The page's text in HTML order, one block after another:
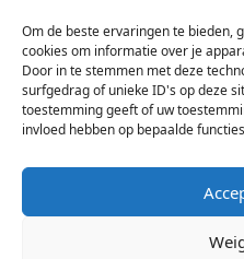
Om de beste ervaringen te bieden,
cookies om informatie over je
Door in te stemmen met deze
surfgedrag of unieke ID's op deze
toestemming geeft of uw
invloed hebben op bepaalde
Tel :0850601800
Whatsapp : 0623388306
KvK leeuwarden :
BTW nr :